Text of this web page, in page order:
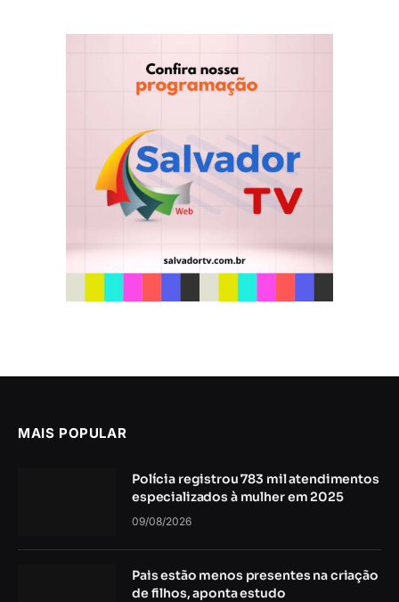
MAIS POPULAR
Polícia registrou 783 mil atendimentos
especializados à mulher em 2025
09/08/2026
Pais estão menos presentes na criação
de filhos, aponta estudo